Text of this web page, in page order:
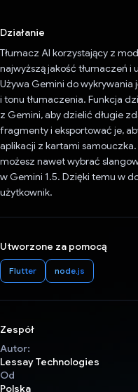
Działanie
Tłumacz AI korzystający z
najwyższą jakość tłumaczeń
Używa Gemini do
i tonu tłumaczenia. Funkcja
z Gemini, aby dzielić długie
fragmenty i eksportować je,
aplikacji z kartami
możesz nawet wybrać
w Gemini 1.5. Dzięki temu w
użytkownik.
Utworzone za pomocą
Flutter node.js
Zespół
Autor:
Lessay Technologies
Od
Polska